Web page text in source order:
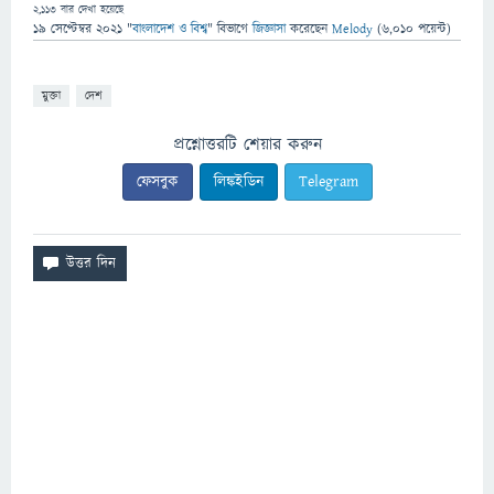
2,113 বার দেখা হয়েছে
19 সেপ্টেম্বর 2021 "বাংলাদেশ ও বিশ্ব" বিভাগে জিজ্ঞাসাকরেছেনMelody (6,010 পয়েন্ট)
মুক্তা দেশ
প্রশ্নোত্তরটি শেয়ার করুন
ফেসবুক লিঙ্কইডিন Telegram